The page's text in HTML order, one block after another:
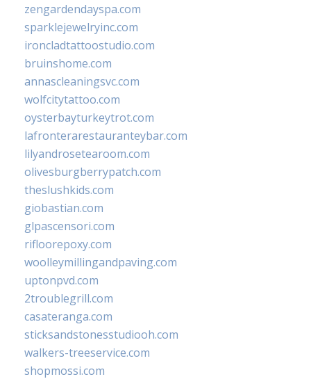
zengardendayspa.com
sparklejewelryinc.com
ironcladtattoostudio.com
bruinshome.com
annascleaningsvc.com
wolfcitytattoo.com
oysterbayturkeytrot.com
lafronterarestauranteybar.com
lilyandrosetearoom.com
olivesburgberrypatch.com
theslushkids.com
giobastian.com
glpascensori.com
rifloorepoxy.com
woolleymillingandpaving.com
uptonpvd.com
2troublegrill.com
casateranga.com
sticksandstonesstudiooh.com
walkers-treeservice.com
shopmossi.com